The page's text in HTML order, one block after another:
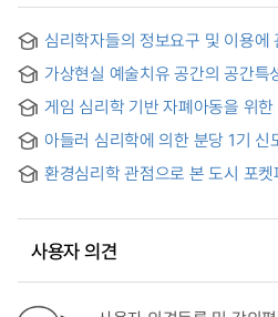
심리학자들의 정보요구 및 이용에
가상현실 예술치유 공간의 공간특
= A Study on the Spatial
Art Healing Space : Focused
게임 심리학 기반 자폐아동을 위
= Interactive Rehabilitation
Based on Game Psychology
아들러 심리학에 의한 분당 1기 신
관한 연구 = Study on the Phase
Apartment Remodeling
환경심리학 관점으로 본 도시 포
spatial elements of urban
the enhancement of subjective
사용자 의견